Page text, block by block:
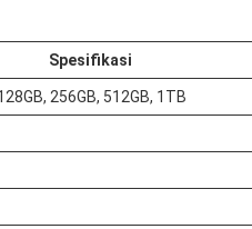
Spesifikasi
256GB, 512GB, 1TB